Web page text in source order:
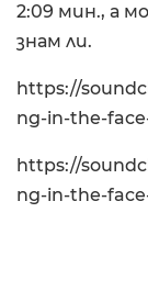
2:09 мин., а
знам ли.
https://
ng-in-the-
https://
ng-in-the-